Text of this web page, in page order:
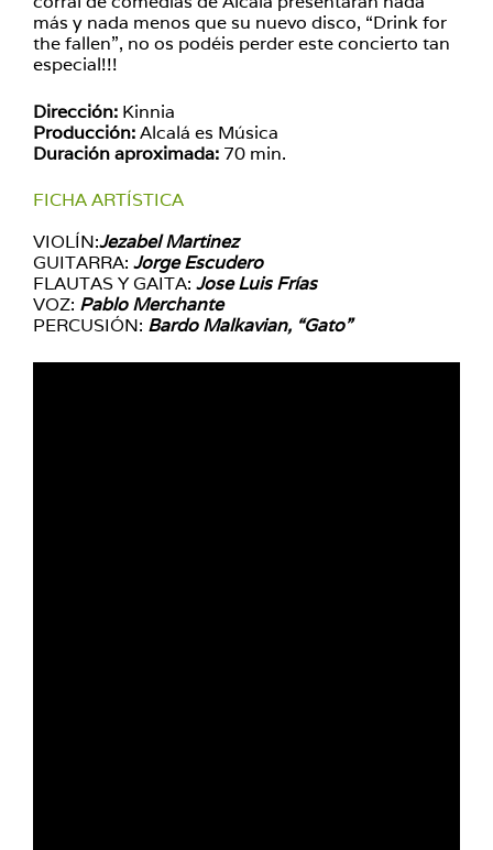
más y nada menos que su nuevo disco, “Drink for
the fallen”, no os podéis perder este concierto tan
especial!!!
Dirección: Kinnia
Producción:Alcalá es Música
Duración aproximada: 70 min.
FICHA ARTÍSTICA
VIOLÍN:Jezabel Martinez
GUITARRA: Jorge Escudero
FLAUTAS Y GAITA: Jose Luis Frías
VOZ: Pablo Merchante
PERCUSIÓN: Bardo Malkavian, “Gato”